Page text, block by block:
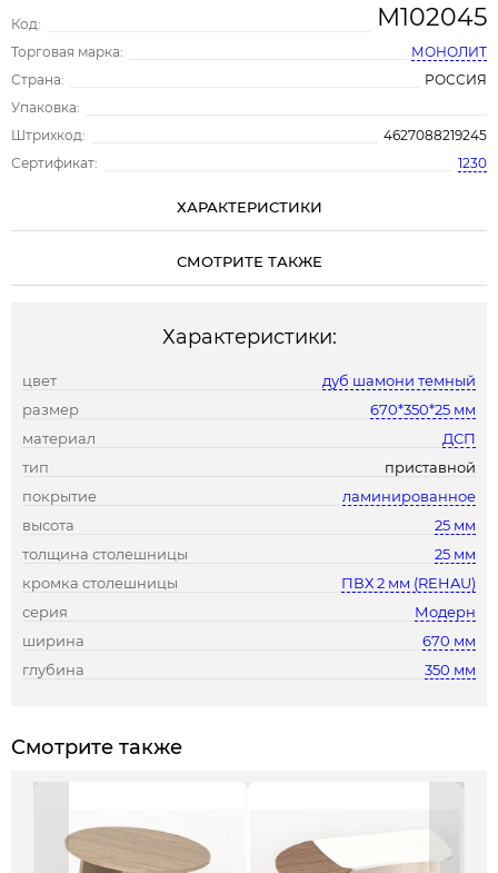
Код: М102045
Торговая марка:
МОНОЛИТ
Страна:
РОССИЯ
Упаковка:
Штрихкод:
4627088219245
Сертификат:
1230
ХАРАКТЕРИСТИКИ
СМОТРИТЕ ТАКЖЕ
Характеристики:
цвет
дуб шамони темный
размер
670*350*25 мм
материал
ДСП
тип
приставной
покрытие
ламинированное
высота
25 мм
толщина столешницы
25 мм
кромка столешницы
ПВХ 2 мм (REHAU)
серия
Модерн
ширина
670 мм
глубина
350 мм
Смотрите также